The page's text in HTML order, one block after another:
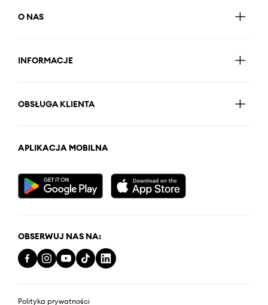
O NAS
INFORMACJE
OBSŁUGA KLIENTA
APLIKACJA MOBILNA
OBSERWUJ NAS NA:
Polityka prywatności